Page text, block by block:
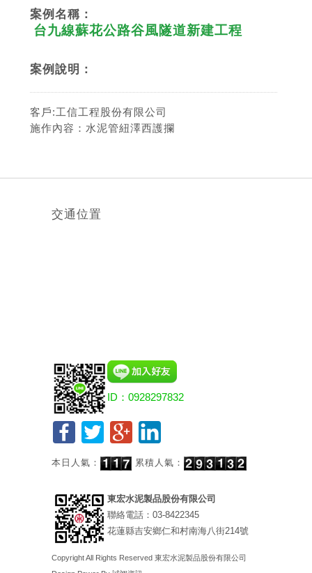
案例名稱：
台九線蘇花公路谷風隧道新建工程
案例說明：
客戶:工信工程股份有限公司
施作內容：水泥管紐澤西護攔
交通位置
ID：0928297832
本日人氣： 累積人氣：
東宏水泥製品股份有限公司
聯絡電話：03-8422345
花蓮縣吉安鄉仁和村南海八街214號
Copyright All Rights Reserved 東宏水泥製品股份有限公司